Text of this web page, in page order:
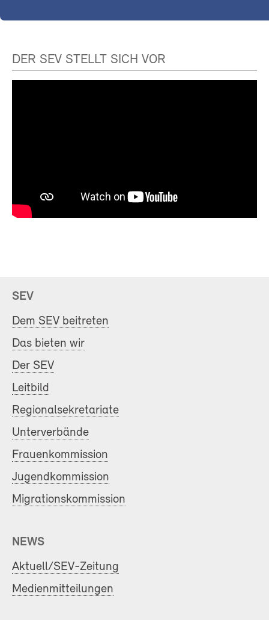
DER SEV STELLT SICH VOR
SEV
Dem SEV beitreten
Das bieten wir
Der SEV
Leitbild
Regionalsekretariate
Unterverbände
Frauenkommission
Jugendkommission
Migrationskommission
NEWS
Aktuell/SEV-Zeitung
Medienmitteilungen